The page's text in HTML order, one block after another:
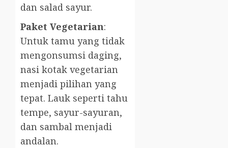
dan salad sayur.
Paket Vegetarian:
Untuk tamu yang tidak
mengonsumsi daging,
nasi kotak vegetarian
menjadi pilihan yang
tepat. Lauk seperti tahu
tempe, sayur-sayuran,
dan sambal menjadi
andalan.